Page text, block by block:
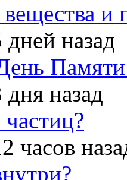
и
дней назад
дня назад
часов